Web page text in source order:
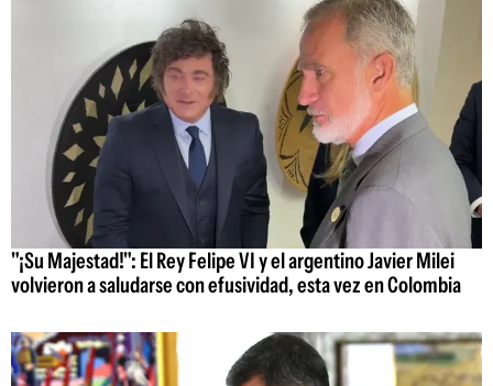
"¡Su Majestad!": El Rey Felipe VI y el argentino Javier Milei
volvieron a saludarse con efusividad, esta vez en Colombia